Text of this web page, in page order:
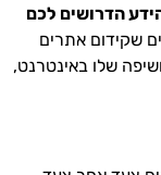
הדרושים לכם
שקידום אתרים
שלו באינטרנט,